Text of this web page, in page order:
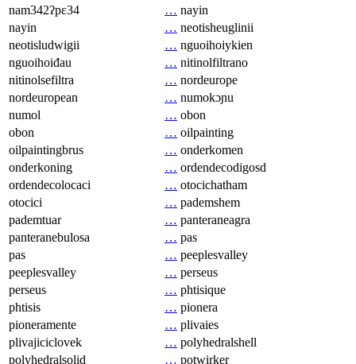
nam342ʔpɛ34
… nayin
nayin
… neotisheuglinii
neotisludwigii
… nguoihoiykien
nguoihoiđau
… nitinolfiltrano
nitinolsefiltra
… nordeurope
nordeuropean
… numokɔɲu
numol
… obon
obon
… oilpainting
oilpaintingbrus
… onderkomen
onderkoning
… ordendecodigosd
ordendecolocaci
… otocichatham
otocici
… pademshem
pademtuar
… panteraneagra
panteranebulosa
… pas
pas
… peeplesvalley
peeplesvalley
… perseus
perseus
… phtisique
phtisis
… pionera
pioneramente
… plivaies
plivajiciclovek
… polyhedralshell
polyhedralsolid
… potwirker